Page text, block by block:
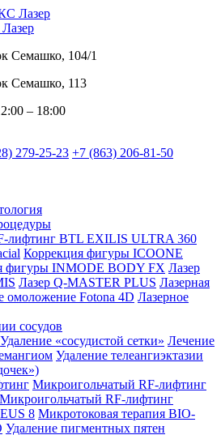
Семашко, 104/1
Семашко, 113
– 18:00
279-25-23 +7 (863) 206-81-50
лифтинг BTL EXILIS ULTRA 360
Коррекция фигуры ICOONE
фигуры INMODE BODY FX Лазер
Лазер Q-MASTER PLUS Лазерная
омоложение Fotona 4D Лазерное
сосудов
Удаление «сосудистой сетки» Лечение
Удаление телеангиэктазии
Микроигольчатый RF-лифтинг
Микроигольчатый RF-лифтинг
8 Микротоковая терапия BIO-
Удаление пигментных пятен